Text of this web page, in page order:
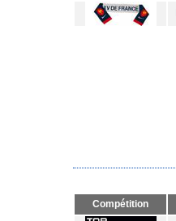
Compétition